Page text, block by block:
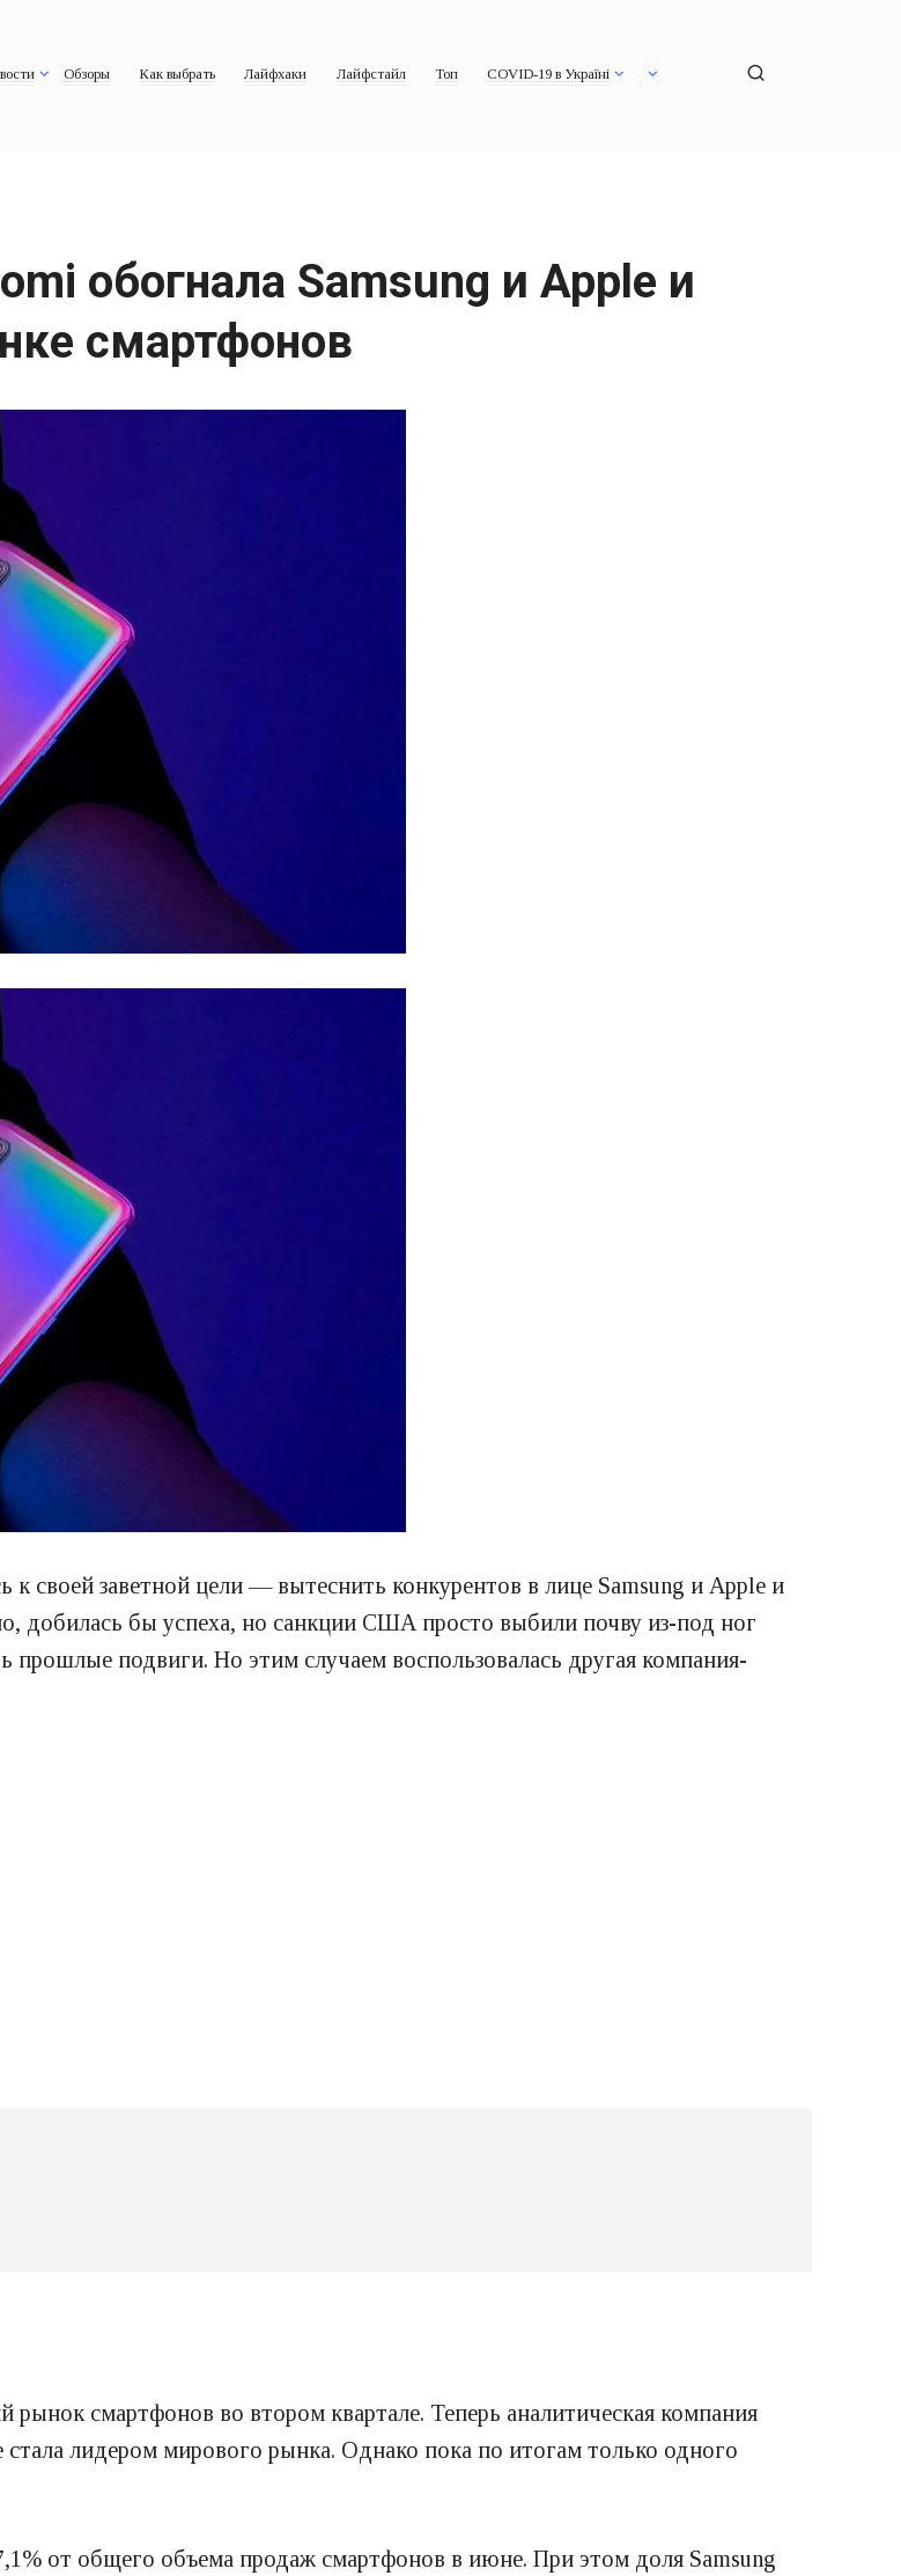
Обзоры Как выбрать Лайфхаки Лайфстайл Топ COVID-19 в Україні
обогнала Samsung и Apple и
смартфонов
к своей заветной цели — вытеснить конкурентов в лице Samsung и Apple и
добилась бы успеха, но санкции США просто выбили почву из-под ног
прошлые подвиги. Но этим случаем воспользовалась другая компания-
смартфонов во втором квартале. Теперь аналитическая компания
лидером мирового рынка. Однако пока по итогам только одного
от общего объема продаж смартфонов в июне. При этом доля Samsung